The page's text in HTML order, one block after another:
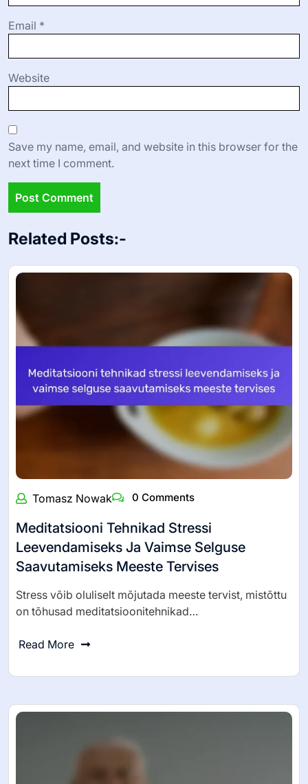
Email *
Website
Save my name, email, and website in this browser for the
next time I comment.
Related Posts:-
Tomasz Nowak 0 Comments
Meditatsiooni Tehnikad Stressi
Leevendamiseks Ja Vaimse Selguse
Saavutamiseks Meeste Tervises
Stress võib oluliselt mõjutada meeste tervist, mistõttu
on tõhusad meditatsioonitehnikad…
Read More